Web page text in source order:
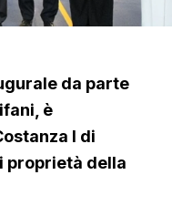
da parte
è
I di
proprietà della